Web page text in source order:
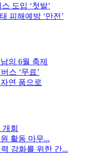
도입 ‘첫발’
피해예방 ‘만전’
의 6월 축제
스 ‘무료’
연 품으로
회
활동 마무...
강화를 위한 간...